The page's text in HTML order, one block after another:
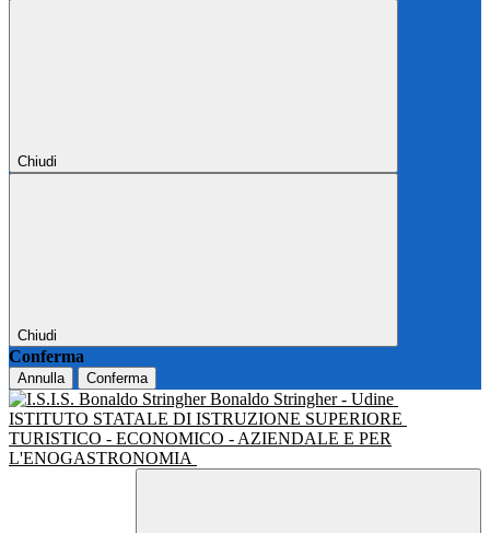
Chiudi
Chiudi
Conferma
Annulla Conferma
Bonaldo Stringher - Udine
ISTITUTO STATALE DI ISTRUZIONE SUPERIORE
TURISTICO - ECONOMICO - AZIENDALE E PER
L'ENOGASTRONOMIA